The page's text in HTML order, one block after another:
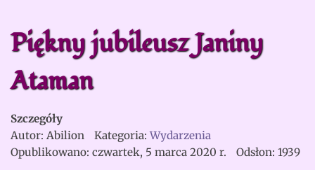
Piękny jubileusz Janiny
Ataman
Szczegóły
Autor: Abilion Kategoria: Wydarzenia
Opublikowano: czwartek, 5 marca 2020 r.
Odsłon: 1939